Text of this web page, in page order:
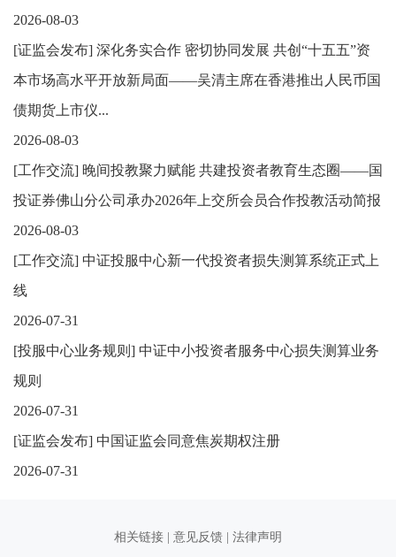
2026-08-03
[证监会发布] 深化务实合作 密切协同发展 共创“十五五”资
本市场高水平开放新局面——吴清主席在香港推出人民币国
债期货上市仪...
2026-08-03
[工作交流] 晚间投教聚力赋能 共建投资者教育生态圈——国
投证券佛山分公司承办2026年上交所会员合作投教活动简报
2026-08-03
[工作交流] 中证投服中心新一代投资者损失测算系统正式上
线
2026-07-31
[投服中心业务规则 ] 中证中小投资者服务中心损失测算业务
规则
2026-07-31
[证监会发布] 中国证监会同意焦炭期权注册
2026-07-31
相关链接 意见反馈 法律声明